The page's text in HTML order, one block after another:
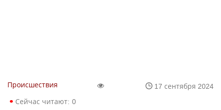
Происшествия
17 сентября 2024
Сейчас читают: 0